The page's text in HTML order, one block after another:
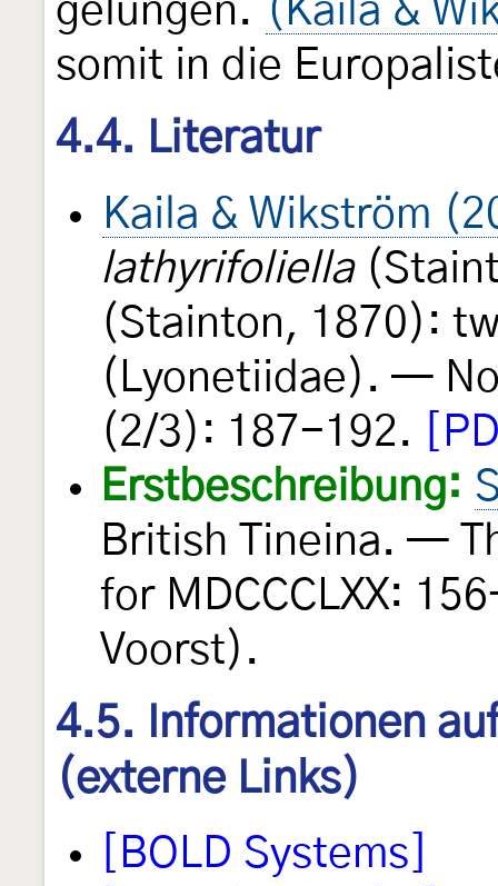
gelungen. (Kaila &
somit in die
4.4. Literatur
Kaila & Wikström
lathyrifoliella
(Stainton, 1870):
(Lyonetiidae). —
(2/3): 187-192.
Erstbeschreibung:
British Tineina. —
for MDCCCLXX:
Voorst).
4.5. Informationen
(externe Links)
[BOLD Systems]